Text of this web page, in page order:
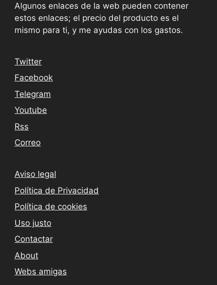
Algunos enlaces de la web pueden contener
estos enlaces; el precio del producto es el
mismo para ti, y me ayudas con los gastos.
Twitter
Facebook
Telegram
Youtube
Rss
Correo
Aviso legal
Política de Privacidad
Política de cookies
Uso justo
Contactar
About
Webs amigas